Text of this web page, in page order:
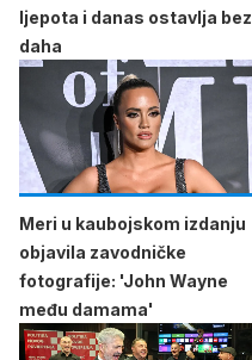
ljepota i danas ostavlja bez
daha
Meri u kaubojskom izdanju
objavila zavodničke
fotografije: 'John Wayne
među damama'